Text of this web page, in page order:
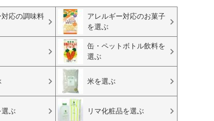
応の調味料
アレルギー対応のお菓子
を選ぶ
缶・ペットボトル飲料を
選ぶ
米を選ぶ
ぶ リマ化粧品を選ぶ